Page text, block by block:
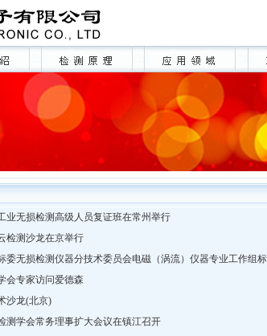
业无损检测高级人员复证班在常州举行
检测沙龙在京举行
委无损检测仪器分技术委员会电磁（涡流）仪器专业工作组
会专家访问爱德森
沙龙(北京)
测学会常务理事扩大会议在镇江召开